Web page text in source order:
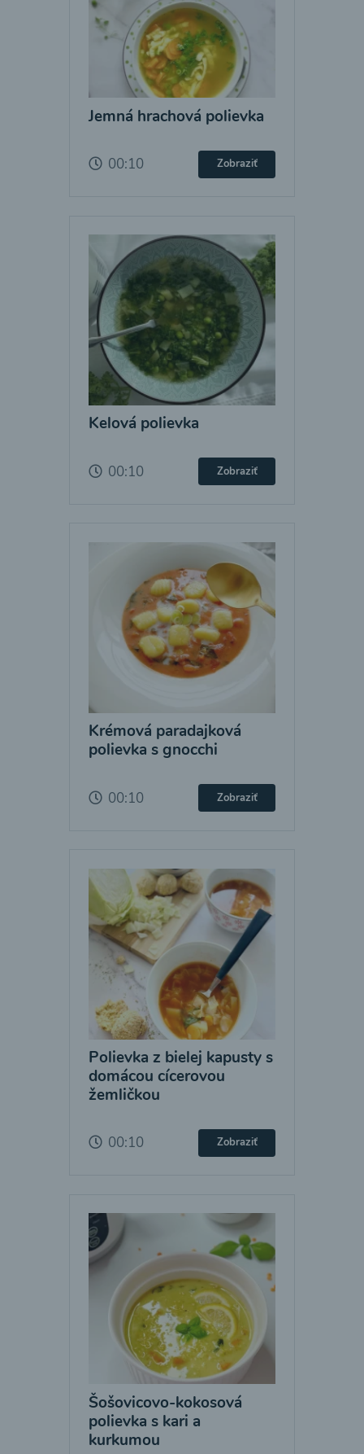
Jemná hrachová polievka
00:10 Zobraziť
Kelová polievka
00:10 Zobraziť
Krémová paradajková
polievka s gnocchi
00:10 Zobraziť
Polievka z bielej kapusty s
domácou cícerovou
žemličkou
00:10 Zobraziť
Šošovicovo-kokosová
polievka s kari a
kurkumou